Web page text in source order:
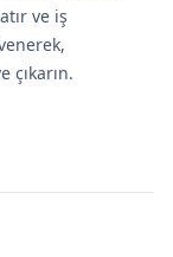
ve iş
çıkarın.